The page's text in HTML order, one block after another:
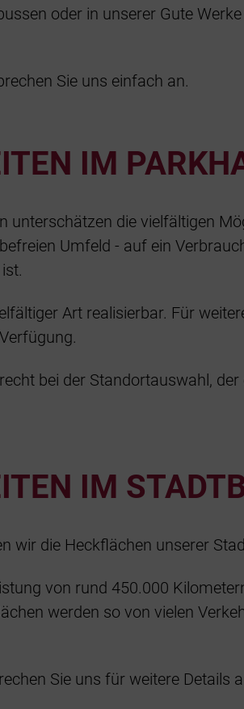
oder in unserer Gute
Sie uns einfach an.
IM
unterschätzen die vielfältigen
Umfeld - auf ein
Art realisierbar. Für
bei der Standortauswahl,
IM
wir die Heckflächen unserer
von rund 450.000
werden so von vielen
Sie uns für weitere Details